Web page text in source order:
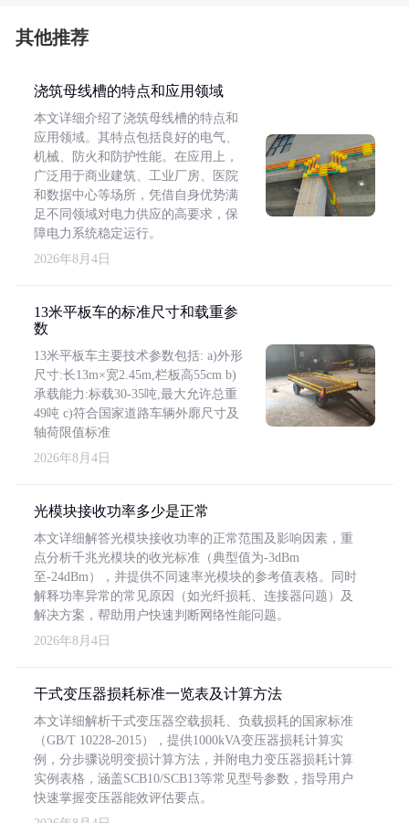
其他推荐
浇筑母线槽的特点和应用领域
本文详细介绍了浇筑母线槽的特点和
应用领域。其特点包括良好的电气、
机械、防火和防护性能。在应用上，
广泛用于商业建筑、工业厂房、医院
和数据中心等场所，凭借自身优势满
足不同领域对电力供应的高要求，保
障电力系统稳定运行。
2026年8月4日
13米平板车的标准尺寸和载重参
数
13米平板车主要技术参数包括: a)外形
尺寸:长13m×宽2.45m,栏板高55cm b)
承载能力:标载30-35吨,最大允许总重
49吨 c)符合国家道路车辆外廓尺寸及
轴荷限值标准
2026年8月4日
光模块接收功率多少是正常
本文详细解答光模块接收功率的正常范围及影响因素，重
点分析千兆光模块的收光标准（典型值为-3dBm
至-24dBm），并提供不同速率光模块的参考值表格。同时
解释功率异常的常见原因（如光纤损耗、连接器问题）及
解决方案，帮助用户快速判断网络性能问题。
2026年8月4日
干式变压器损耗标准一览表及计算方法
本文详细解析干式变压器空载损耗、负载损耗的国家标准
（GB/T 10228-2015），提供1000kVA变压器损耗计算实
例，分步骤说明变损计算方法，并附电力变压器损耗计算
实例表格，涵盖SCB10/SCB13等常见型号参数，指导用户
快速掌握变压器能效评估要点。